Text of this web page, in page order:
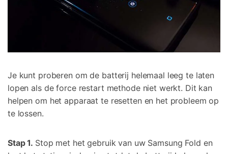
Je kunt proberen om de batterij helemaal leeg te laten
lopen als de force restart methode niet werkt. Dit kan
helpen om het apparaat te resetten en het probleem op
te lossen.
Stap 1. Stop met het gebruik van uw Samsung Fold en